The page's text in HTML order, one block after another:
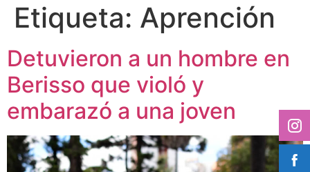
Etiqueta: Aprención
Detuvieron a un hombre en
Berisso que violó y
embarazó a una joven